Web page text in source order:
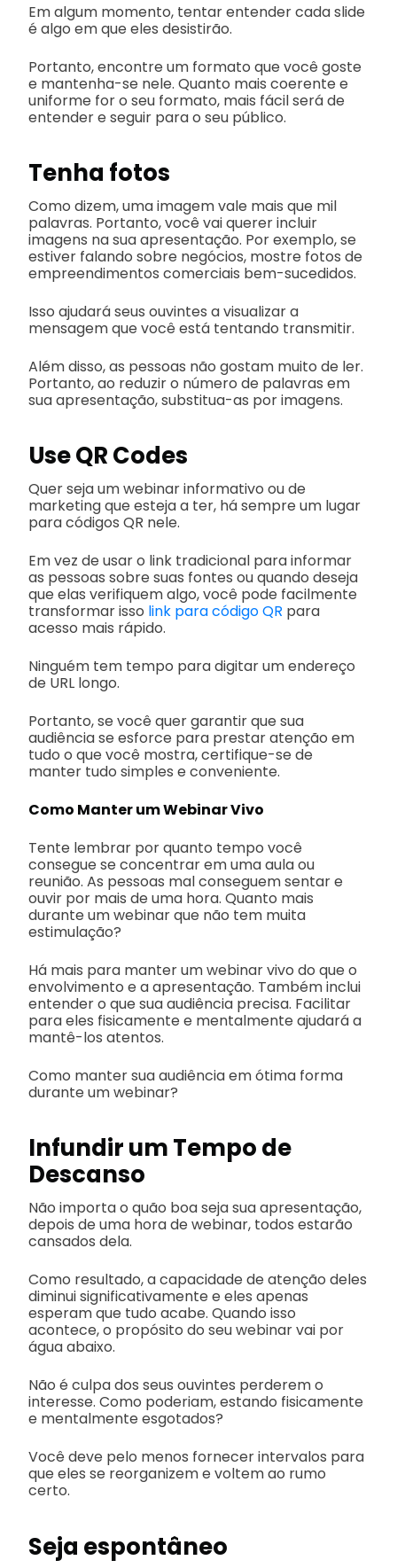
Em algum momento, tentar entender cada slide
é algo em que eles desistirão.
Portanto, encontre um formato que você goste
e mantenha-se nele. Quanto mais coerente e
uniforme for o seu formato, mais fácil será de
entender e seguir para o seu público.
Tenha fotos
Como dizem, uma imagem vale mais que mil
palavras. Portanto, você vai querer incluir
imagens na sua apresentação. Por exemplo, se
estiver falando sobre negócios, mostre fotos de
empreendimentos comerciais bem-sucedidos.
Isso ajudará seus ouvintes a visualizar a
mensagem que você está tentando transmitir.
Além disso, as pessoas não gostam muito de ler.
Portanto, ao reduzir o número de palavras em
sua apresentação, substitua-as por imagens.
Use QR Codes
Quer seja um webinar informativo ou de
marketing que esteja a ter, há sempre um lugar
para códigos QR nele.
Em vez de usar o link tradicional para informar
as pessoas sobre suas fontes ou quando deseja
que elas verifiquem algo, você pode facilmente
transformar isso link para código QR para
acesso mais rápido.
Ninguém tem tempo para digitar um endereço
de URL longo.
Portanto, se você quer garantir que sua
audiência se esforce para prestar atenção em
tudo o que você mostra, certifique-se de
manter tudo simples e conveniente.
Como Manter um Webinar Vivo
Tente lembrar por quanto tempo você
consegue se concentrar em uma aula ou
reunião. As pessoas mal conseguem sentar e
ouvir por mais de uma hora. Quanto mais
durante um webinar que não tem muita
estimulação?
Há mais para manter um webinar vivo do que o
envolvimento e a apresentação. Também inclui
entender o que sua audiência precisa. Facilitar
para eles fisicamente e mentalmente ajudará a
mantê-los atentos.
Como manter sua audiência em ótima forma
durante um webinar?
Infundir um Tempo de
Descanso
Não importa o quão boa seja sua apresentação,
depois de uma hora de webinar, todos estarão
cansados dela.
Como resultado, a capacidade de atenção deles
diminui significativamente e eles apenas
esperam que tudo acabe. Quando isso
acontece, o propósito do seu webinar vai por
água abaixo.
Não é culpa dos seus ouvintes perderem o
interesse. Como poderiam, estando fisicamente
e mentalmente esgotados?
Você deve pelo menos fornecer intervalos para
que eles se reorganizem e voltem ao rumo
certo.
Seja espontâneo